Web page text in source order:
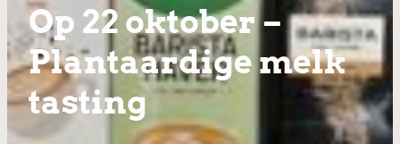
Op 22 oktober –
Plantaardige melk
tasting